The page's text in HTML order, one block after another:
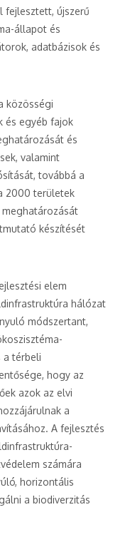
fejlesztett, újszerű
állapot és
adatbázisok és
és egyéb fajok
és
valamint
továbbá a
2000 területek
készítését
elem
hálózat
módszertant,
a térbeli
hogy az
azok az elvi
a
A fejlesztés
számára
horizontális
a biodiverzitás